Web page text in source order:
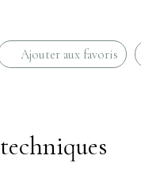
Ajouter aux favoris
techniques